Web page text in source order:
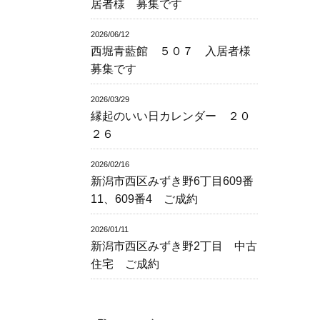
居者様 募集です
2026/06/12
西堀青藍館 ５０７ 入居者様
募集です
2026/03/29
縁起のいい日カレンダー ２０
２６
2026/02/16
新潟市西区みずき野6丁目609番
11、609番4 ご成約
2026/01/11
新潟市西区みずき野2丁目 中古
住宅 ご成約